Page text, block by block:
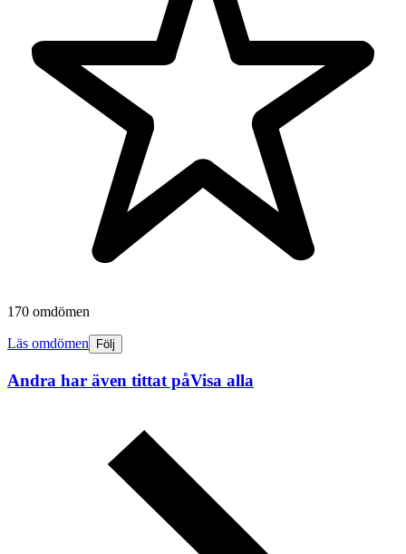
170 omdömen
Läs omdömen Följ
Andra har även tittat påVisa alla